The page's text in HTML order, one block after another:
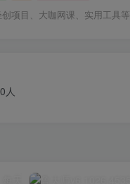
项目、大咖网课、实用工具
人